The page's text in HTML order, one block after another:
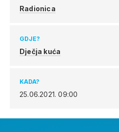
Radionica
GDJE?
Dječja kuća
KADA?
25.06.2021.09:00